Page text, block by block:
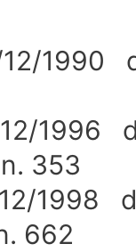
12/1990
1996
353
12/1998
662